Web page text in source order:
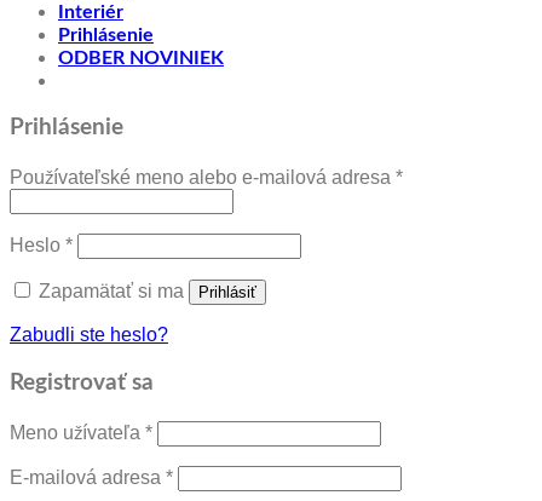
Interiér
Prihlásenie
ODBER NOVINIEK
Prihlásenie
Používateľské meno alebo e-mailová adresa *Povinné
Heslo *Povinné
Zapamätať si ma Prihlásiť
Zabudli ste heslo?
Registrovať sa
Meno užívateľa *Povinné
E-mailová adresa *Povinné